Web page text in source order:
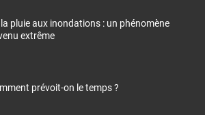
la pluie aux inondations : un phénomène
extrême
prévoit-on le temps ?